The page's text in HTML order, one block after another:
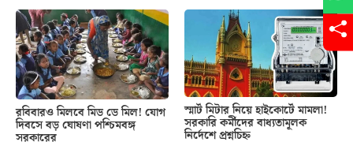
রবিবারও মিলবে মিড ডে মিল! যোগ
দিবসে বড় ঘোষণা পশ্চিমবঙ্গ
সরকারের
স্মার্ট মিটার নিয়ে হাইকোর্টে মামলা!
সরকারি কর্মীদের বাধ্যতামূলক
নির্দেশে প্রশ্নচিহ্ন